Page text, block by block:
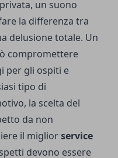
un suono
la differenza tra
delusione totale. Un
compromettere
per gli ospiti e
tipo di
la scelta del
da non
il migliorservice
devono essere